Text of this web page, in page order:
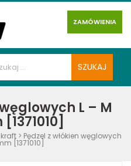
ZAMÓWIENIA
L – M
> Pędzel z włókien węglowych
[1371010]